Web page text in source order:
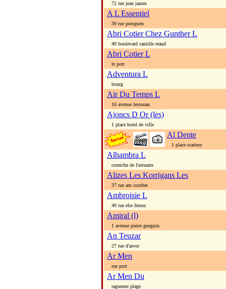
72 rue jean jaures
A L Essentiel
39 rue porsguen
Abri Cotier Chez Gunther L
49 boulevard camille reaud
Abri Cotier L
le port
Adventura L
bourg
Air Du Temps L
16 avenue lestonan
Ajoncs D Or (les)
1 place hotel de ville
Al Dente
1 place scattery
Alhambra L
corniche de l'estuaire
Alizes Les Korrigans Les
37 rue am courbet
Ambroisie L
49 rue elie freron
Amiral (l)
1 avenue pierre gueguin
An Teuzar
27 rue d'arvor
Ar Men
rue port
Ar Men Du
raguenez plage